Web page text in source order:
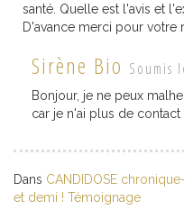
santé. Quelle est l'avis et
D'avance merci pour votre
Sirène Bio Soumis
Bonjour, je ne peux
car je n'ai plus de contact
Dans CANDIDOSE
et demi ! Témoignage